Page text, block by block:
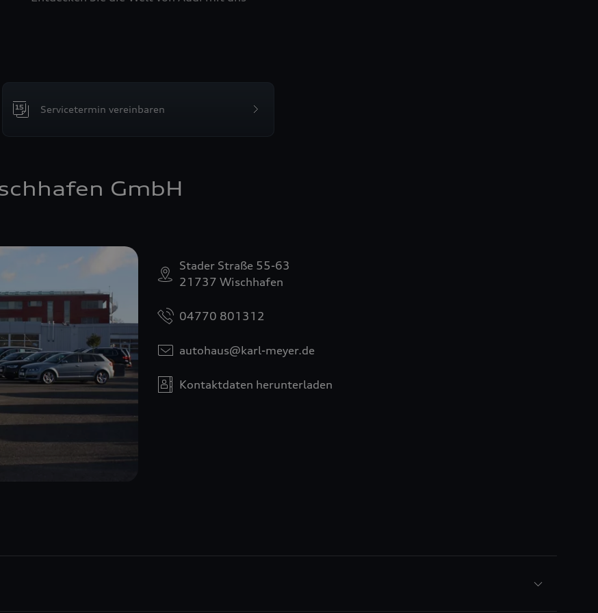
Servicetermin vereinbaren
GmbH
Stader Straße 55-63
21737 Wischhafen
04770 801312
autohaus@karl-meyer.de
Kontaktdaten herunterladen